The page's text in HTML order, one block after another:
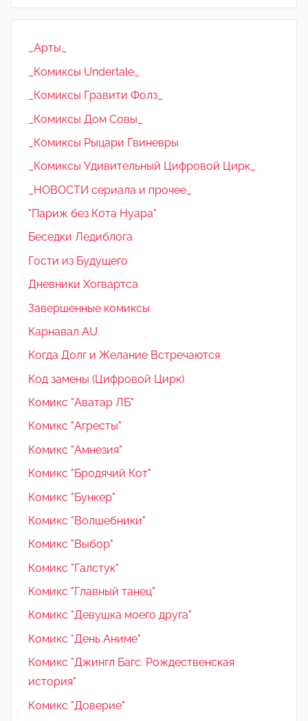
_Арты_
_Комиксы Undertale_
_Комиксы Гравити Фолз_
_Комиксы Дом Совы_
_Комиксы Рыцари Гвиневры
_Комиксы Удивительный Цифровой Цирк_
_НОВОСТИ сериала и прочее_
"Париж без Кота Нуара"
Беседки Ледиблога
Гости из Будущего
Дневники Хогвартса
Завершенные комиксы
Карнавал AU
Когда Долг и Желание Встречаются
Код замены (Цифровой Цирк)
Комикс "Аватар ЛБ"
Комикс "Агресты"
Комикс "Амнезия"
Комикс "Бродячий Кот"
Комикс "Бункер"
Комикс "Волшебники"
Комикс "Выбор"
Комикс "Галстук"
Комикс "Главный танец"
Комикс "Девушка моего друга"
Комикс "День Аниме"
Комикс "Джингл Багс. Рождественская
история"
Комикс "Доверие"